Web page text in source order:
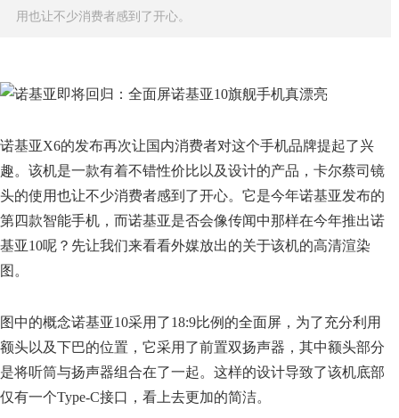
用也让不少消费者感到了开心。
诺基亚X6的发布再次让国内消费者对这个手机品牌提起了兴
趣。该机是一款有着不错性价比以及设计的产品，卡尔蔡司镜
头的使用也让不少消费者感到了开心。它是今年诺基亚发布的
第四款智能手机，而诺基亚是否会像传闻中那样在今年推出诺
基亚10呢？先让我们来看看外媒放出的关于该机的高清渲染
图。
图中的概念诺基亚10采用了18:9比例的全面屏，为了充分利用
额头以及下巴的位置，它采用了前置双扬声器，其中额头部分
是将听筒与扬声器组合在了一起。这样的设计导致了该机底部
仅有一个Type-C接口，看上去更加的简洁。